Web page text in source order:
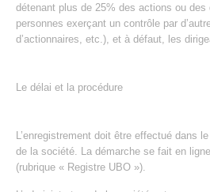
détenant plus de 25% des actions ou
personnes exerçant un contrôle par
d’actionnaires, etc.), et à défaut, les
Le délai et la procédure
L’enregistrement doit être effectué dans
de la société. La démarche se fait en
(rubrique « Registre UBO »).